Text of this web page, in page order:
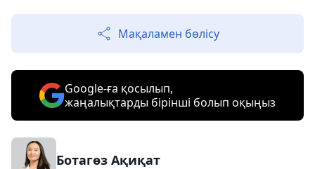
Мақаламен бөлісу
Google-ға қосылып,
жаңалықтарды бірінші болып оқыңыз
Ботагөз Ақиқат